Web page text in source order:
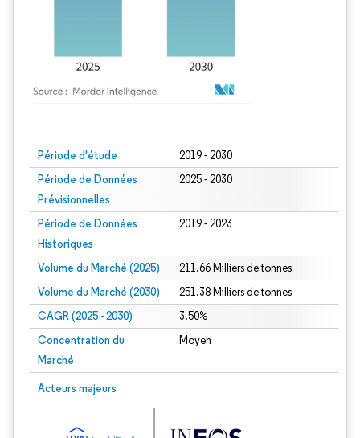
Période d'étude 2019 - 2030
Période de Données
Prévisionnelles
2025 - 2030
Période de Données
Historiques
2019 - 2023
Volume du Marché (2025) 211.66 Milliers de tonnes
Volume du Marché (2030) 251.38 Milliers de tonnes
CAGR (2025 - 2030) 3.50%
Concentration du
Marché
Moyen
Acteurs majeurs